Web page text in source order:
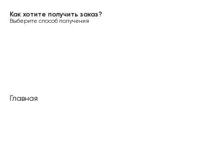
Как хотите получить заказ?
Выберите способ получения
Главная